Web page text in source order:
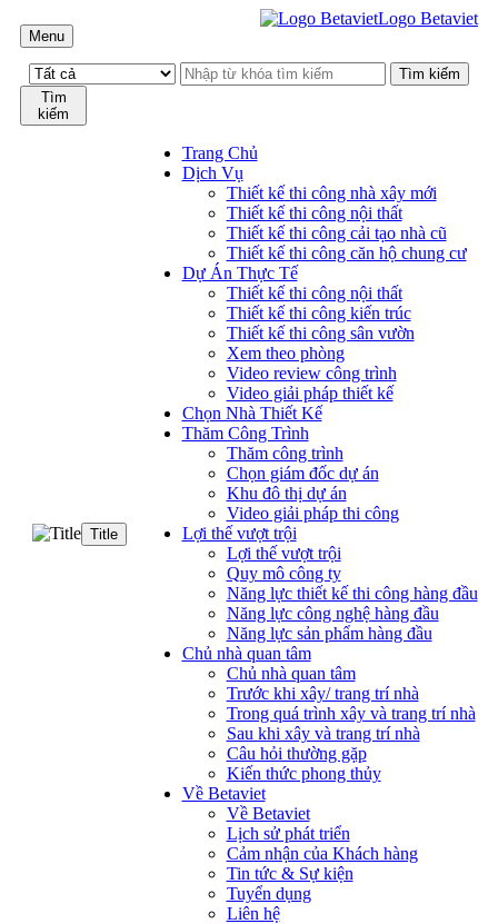
Menu
Logo Betaviet
Tìm
kiếm
Title
Trang Chủ
Dịch Vụ
Thiết kế thi công nhà xây mới
Thiết kế thi công nội thất
Thiết kế thi công cải tạo nhà cũ
Thiết kế thi công căn hộ chung cư
Dự Án Thực Tế
Thiết kế thi công nội thất
Thiết kế thi công kiến trúc
Thiết kế thi công sân vườn
Xem theo phòng
Video review công trình
Video giải pháp thiết kế
Chọn Nhà Thiết Kế
Thăm Công Trình
Thăm công trình
Chọn giám đốc dự án
Khu đô thị dự án
Video giải pháp thi công
Lợi thế vượt trội
Lợi thế vượt trội
Quy mô công ty
Năng lực thiết kế thi công hàng đầu
Năng lực công nghệ hàng đầu
Năng lực sản phẩm hàng đầu
Chủ nhà quan tâm
Chủ nhà quan tâm
Trước khi xây/ trang trí nhà
Trong quá trình xây và trang trí nhà
Sau khi xây và trang trí nhà
Câu hỏi thường gặp
Kiến thức phong thủy
Về Betaviet
Về Betaviet
Lịch sử phát triển
Cảm nhận của Khách hàng
Tin tức & Sự kiện
Tuyển dụng
Liên hệ